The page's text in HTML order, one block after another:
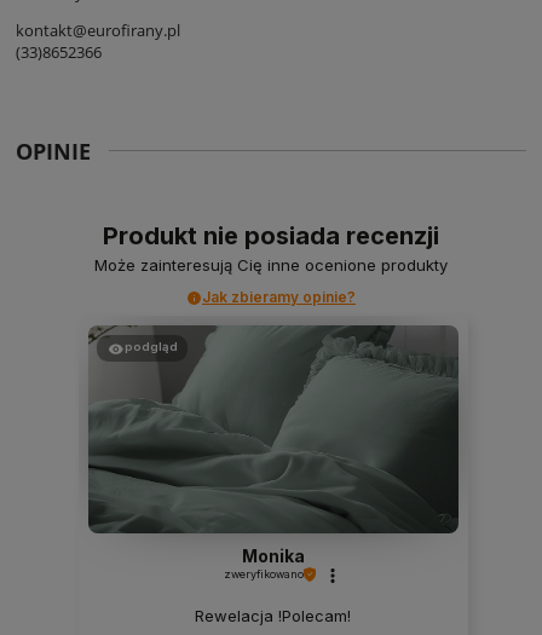
kontakt@eurofirany.pl
(33)8652366
OPINIE
Produkt nie posiada recenzji
Może zainteresują Cię inne ocenione produkty
Jak zbieramy opinie?
podgląd
Monika
zweryfikowano
Rewelacja !Polecam!